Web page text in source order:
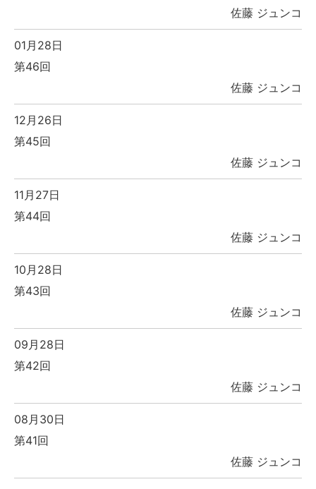
佐藤 ジュンコ
01月28日
第46回
佐藤 ジュンコ
12月26日
第45回
佐藤 ジュンコ
11月27日
第44回
佐藤 ジュンコ
10月28日
第43回
佐藤 ジュンコ
09月28日
第42回
佐藤 ジュンコ
08月30日
第41回
佐藤 ジュンコ